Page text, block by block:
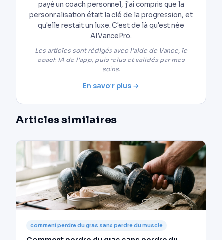
payé un coach personnel, j'ai compris que la
personnalisation était la clé de la progression, et
qu'elle restait un luxe. C'est de là qu'est née
AIVancePro.
Les articles sont rédigés avec l'aide de Vance, le
coach IA de l'app, puis relus et validés par mes
soins.
En savoir plus →
Articles similaires
comment perdre du gras sans perdre du muscle